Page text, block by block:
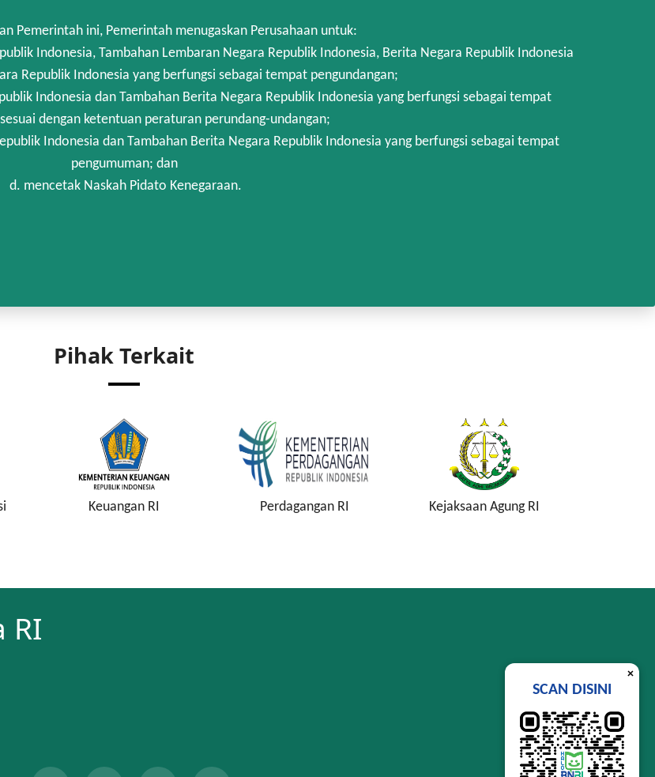
Pemerintah ini, Pemerintah menugaskan Perusahaan untuk:
Indonesia, Tambahan Lembaran Negara Republik Indonesia, Berita Negara Republik Indonesia
Republik Indonesia yang berfungsi sebagai tempat pengundangan;
Indonesia dan Tambahan Berita Negara Republik Indonesia yang berfungsi sebagai tempat
dengan ketentuan peraturan perundang-undangan;
Indonesia dan Tambahan Berita Negara Republik Indonesia yang berfungsi sebagai tempat
pengumuman; dan
d. mencetak Naskah Pidato Kenegaraan.
Pihak Terkait
Keuangan RI Perdagangan RI Kejaksaan Agung RI
RI
×
SCAN DISINI